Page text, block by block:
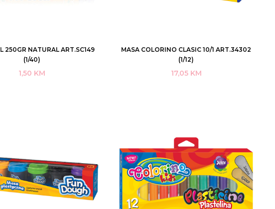
DODAJ U KORPU
KUPI ODMAH
250GR NATURAL ART.SC149
(1/40)
1,50 KM
DODAJ U KORPU
KUPI ODMAH
MASA COLORINO CLASIC 10/1 ART.34302
(1/12)
17,05 KM